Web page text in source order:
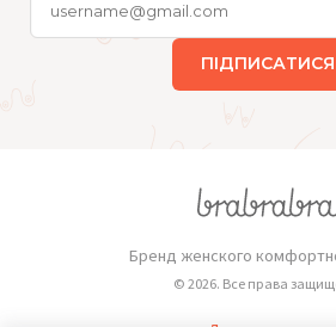
ПІДПИСАТИСЯ
Бренд женского
© 2026. Все права